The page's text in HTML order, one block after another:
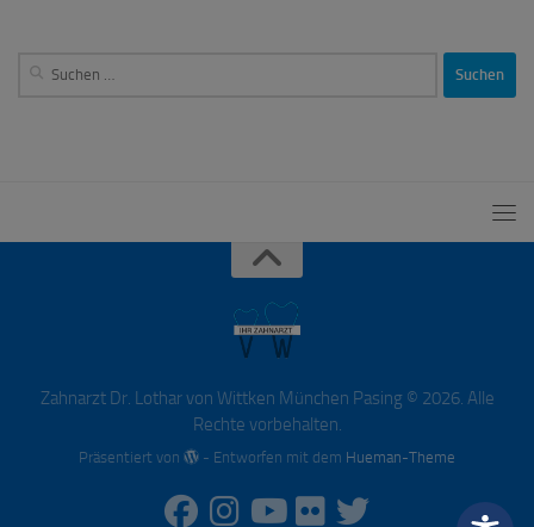
Suchen
Zahnarzt Dr. Lothar von Wittken München Pasing © 2026. Alle
Rechte vorbehalten.
Präsentiert von - Entworfen mit dem Hueman-Theme